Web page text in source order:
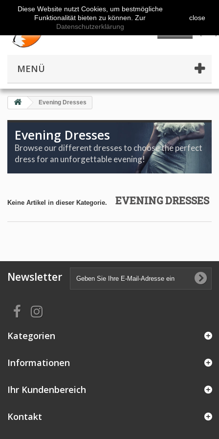
MENÜ
Evening Dresses
Evening Dresses
Browse our different dresses to choose the perfect
dress for an unforgettable evening!
EVENING DRESSES
Keine Artikel in dieser Kategorie.
Newsletter
Kategorien
Informationen
Ihr Kundenbereich
Kontakt
Diese Website nutzt Cookies, um bestmögliche
Funktionalität bieten zu können. Zur
Datenschutzerklärung
close